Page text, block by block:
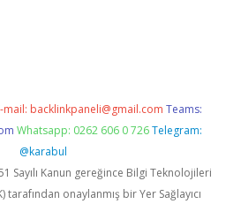
mail: backlinkpaneli@gmail.com Teams:
Whatsapp: 0262 606 0 726 Telegram:
@karabul
Sayılı Kanun gereğince Bilgi Teknolojileri
tarafından onaylanmış bir Yer Sağlayıcı